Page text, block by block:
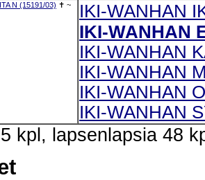
N (15191/03) ✝ ~
IKI-WANHAN
IKI-WANHAN
IKI-WANHAN
IKI-WANHAN
IKI-WANHAN
IKI-WANHAN
kpl, lapsenlapsia 48